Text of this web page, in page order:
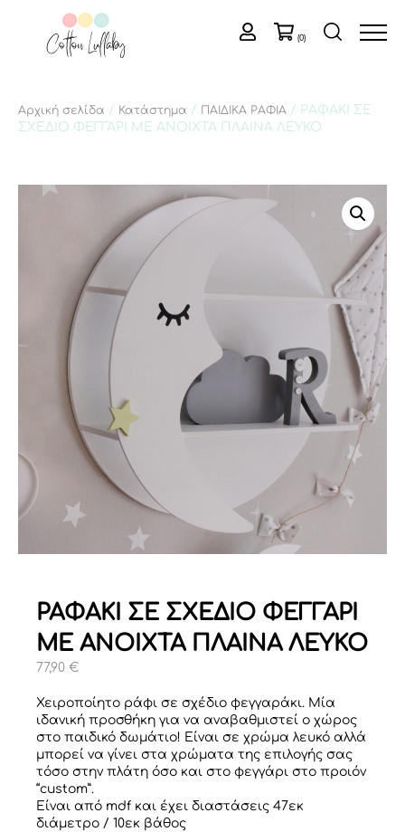
(0)
Αρχική σελίδα / Κατάστημα / ΠΑΙΔΙΚΑ ΡΑΦΙΑ / ΡΑΦΑΚΙ ΣΕ
ΣΧΕΔΙΟ ΦΕΓΓΑΡΙ ΜΕ ΑΝΟΙΧΤΑ ΠΛΑΙΝΑ ΛΕΥΚΟ
ΡΑΦΑΚΙ ΣΕ ΣΧΕΔΙΟ ΦΕΓΓΑΡΙ
ΜΕ ΑΝΟΙΧΤΑ ΠΛΑΙΝΑ ΛΕΥΚΟ
77,90 €
Χειροποίητο ράφι σε σχέδιο φεγγαράκι. Μία
ιδανική προσθήκη για να αναβαθμιστεί ο χώρος
στο παιδικό δωμάτιο! Είναι σε χρώμα λευκό αλλά
μπορεί να γίνει στα χρώματα της επιλογής σας
τόσο στην πλάτη όσο και στο φεγγάρι στο προιόν
“custom”.
Είναι από mdf και έχει διαστάσεις 47εκ
διάμετρο / 10εκ βάθος